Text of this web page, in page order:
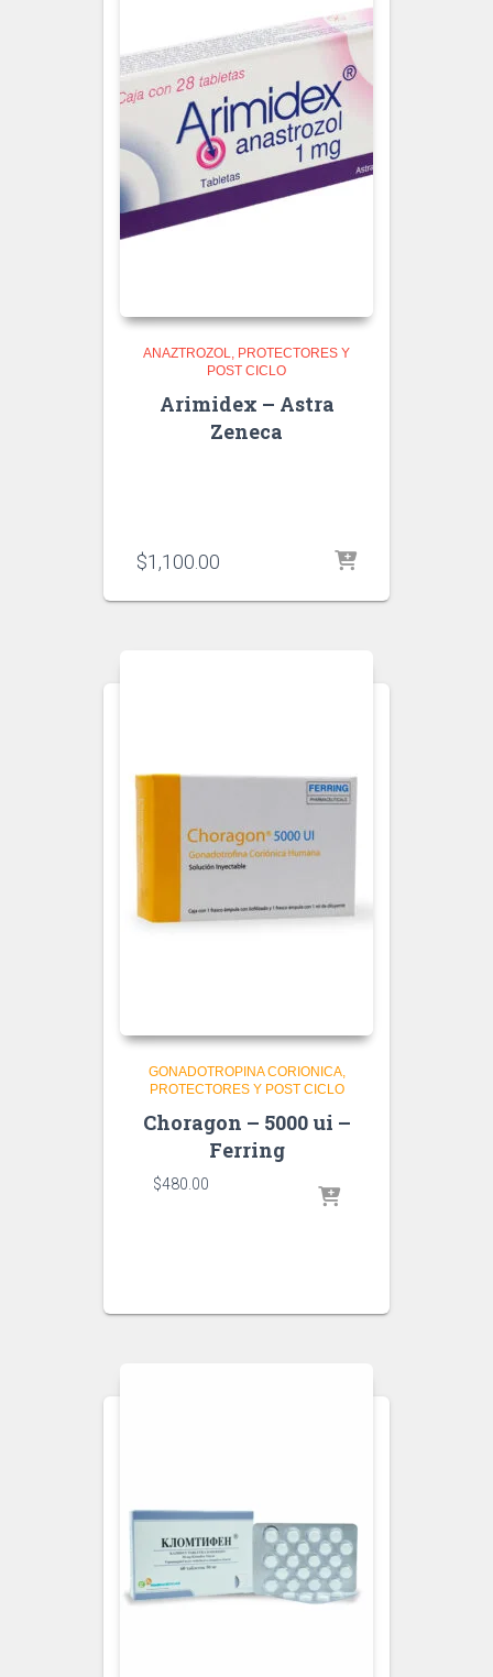
ANAZTROZOL PROTECTORES Y
POST CICLO
Arimidex – Astra
Zeneca
$1,100.00
GONADOTROPINA CORIONICA
PROTECTORES Y POST CICLO
Choragon – 5000 ui –
Ferring
$480.00